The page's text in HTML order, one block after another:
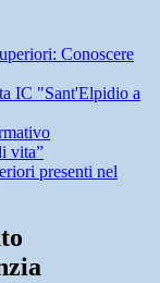
Conoscere
IC "Sant'Elpidio a
vita”
presenti nel